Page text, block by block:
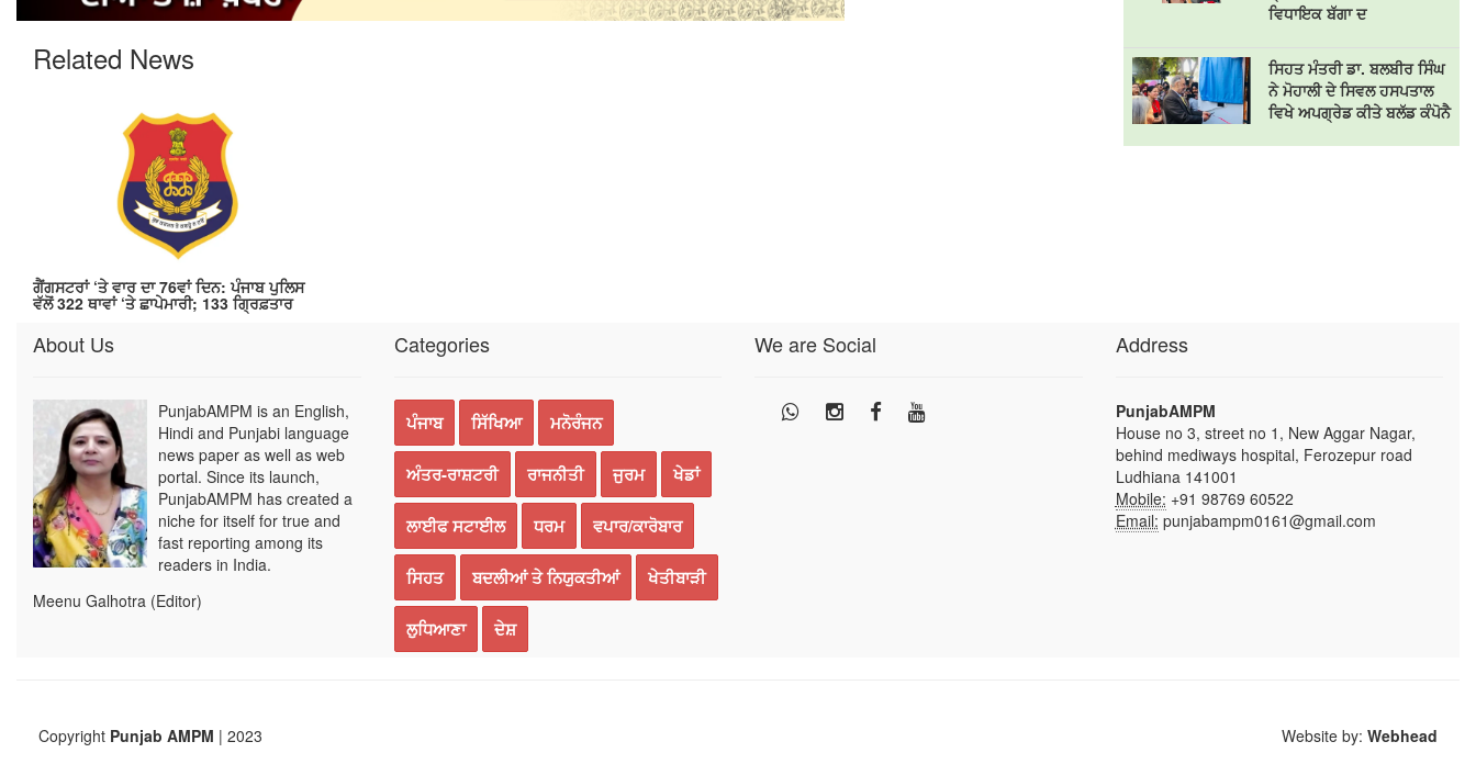
Related News
ਗੈਂਗਸਟਰਾਂ ‘ਤੇ ਵਾਰ ਦਾ 76ਵਾਂ ਦਿਨ: ਪੰਜਾਬ ਪੁਲਿਸ
ਵੱਲੋਂ 322 ਥਾਵਾਂ ‘ਤੇ ਛਾਪੇਮਾਰੀ; 133 ਗ੍ਰਿਫ਼ਤਾਰ
ਵਿਧਾਇਕ ਬੱਗਾ ਦ
ਸਿਹਤ ਮੰਤਰੀ ਡਾ. ਬਲਬੀਰ ਸਿੰਘ
ਨੇ ਮੋਹਾਲੀ ਦੇ ਸਿਵਲ ਹਸਪਤਾਲ
ਵਿਖੇ ਅਪਗ੍ਰੇਡ ਕੀਤੇ ਬਲੱਡ ਕੰਪੋਨੈ
About Us
PunjabAMPM is an English,
Hindi and Punjabi language
news paper as well as web
portal. Since its launch,
PunjabAMPM has created a
niche for itself for true and
fast reporting among its
readers in India.
Meenu Galhotra (Editor)
Categories
ਪੰਜਾਬ ਸਿੱਖਿਆ ਮਨੋਰੰਜਨ
ਅੰਤਰ-ਰਾਸ਼ਟਰੀ ਰਾਜਨੀਤੀ ਜੁਰਮ ਖੇਡਾਂ
ਲਾਈਫ ਸਟਾਈਲ ਧਰਮ ਵਪਾਰ/ਕਾਰੋਬਾਰ
ਸਿਹਤ ਬਦਲੀਆਂ ਤੇ ਨਿਯੁਕਤੀਆਂ ਖੇਤੀਬਾੜੀ
ਲੁਧਿਆਣਾ ਦੇਸ਼
We are Social Address
PunjabAMPM
House no 3, street no 1, New Aggar Nagar,
behind mediways hospital, Ferozepur road
Ludhiana 141001
Mobile: +91 98769 60522
Email: punjabampm0161@gmail.com
Copyright Punjab AMPM | 2023 Website by: Webhead